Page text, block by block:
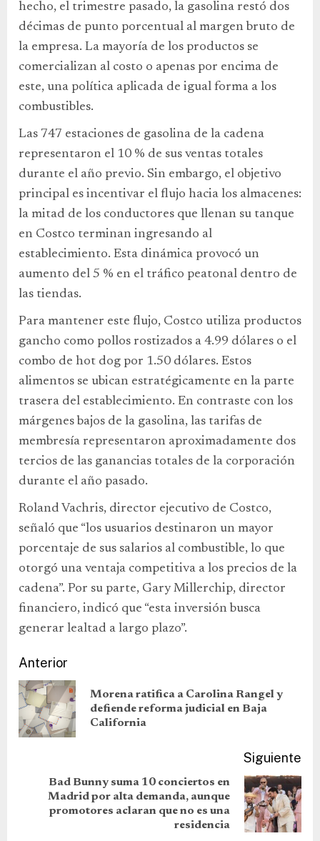
hecho, el trimestre pasado, la gasolina restó dos
décimas de punto porcentual al margen bruto de
la empresa. La mayoría de los productos se
comercializan al costo o apenas por encima de
este, una política aplicada de igual forma a los
combustibles.
Las 747 estaciones de gasolina de la cadena
representaron el 10 % de sus ventas totales
durante el año previo. Sin embargo, el objetivo
principal es incentivar el flujo hacia los almacenes:
la mitad de los conductores que llenan su tanque
en Costco terminan ingresando al
establecimiento. Esta dinámica provocó un
aumento del 5 % en el tráfico peatonal dentro de
las tiendas.
Para mantener este flujo, Costco utiliza productos
gancho como pollos rostizados a 4.99 dólares o el
combo de hot dog por 1.50 dólares. Estos
alimentos se ubican estratégicamente en la parte
trasera del establecimiento. En contraste con los
márgenes bajos de la gasolina, las tarifas de
membresía representaron aproximadamente dos
tercios de las ganancias totales de la corporación
durante el año pasado.
Roland Vachris, director ejecutivo de Costco,
señaló que “los usuarios destinaron un mayor
porcentaje de sus salarios al combustible, lo que
otorgó una ventaja competitiva a los precios de la
cadena”. Por su parte, Gary Millerchip, director
financiero, indicó que “esta inversión busca
generar lealtad a largo plazo”.
Anterior
Morena ratifica a Carolina Rangel y
defiende reforma judicial en Baja
California
Siguiente
Bad Bunny suma 10 conciertos en
Madrid por alta demanda, aunque
promotores aclaran que no es una
residencia